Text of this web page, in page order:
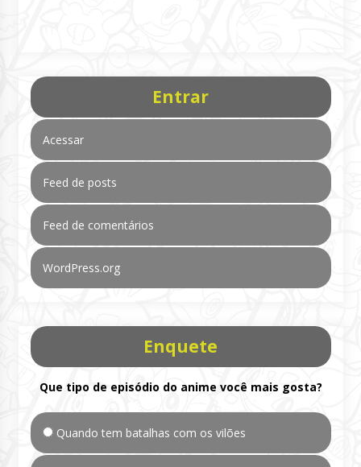
Entrar
Acessar
Feed de posts
Feed de comentários
WordPress.org
Enquete
Que tipo de episódio do anime você mais gosta?
Quando tem batalhas com os vilões